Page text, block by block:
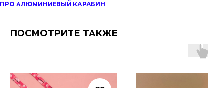
ПРО АЛЮМИНИЕВЫЙ КАРАБИН
ПОСМОТРИТЕ ТАКЖЕ